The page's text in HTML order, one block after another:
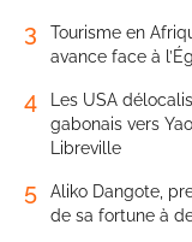
3
Tourisme en
avance face à
4
Les USA
gabonais vers
Libreville
5
Aliko Dangote,
de sa fortune à